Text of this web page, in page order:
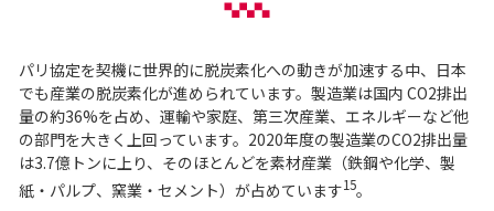
パリ協定を契機に世界的に脱炭素化への動きが加速する中、日本
でも産業の脱炭素化が進められています。製造業は国内 CO2排出
量の約36%を占め、運輸や家庭、第三次産業、エネルギーなど他
の部門を大きく上回っています。2020年度の製造業のCO2排出量
は3.7億トンに上り、そのほとんどを素材産業（鉄鋼や化学、製
紙・パルプ、窯業・セメント）が占めています15。